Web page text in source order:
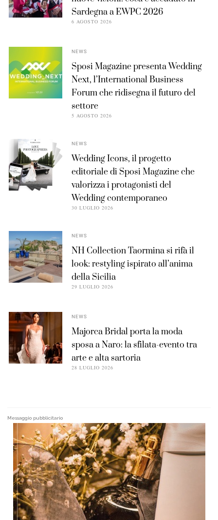
Sardegna a EWPC 2026
6 AGOSTO 2026
NEWS
Sposi Magazine presenta Wedding
Next, l’International Business
Forum che ridisegna il futuro del
settore
5 AGOSTO 2026
NEWS
Wedding Icons, il progetto
editoriale di Sposi Magazine che
valorizza i protagonisti del
Wedding contemporaneo
30 LUGLIO 2026
NEWS
NH Collection Taormina si rifà il
look: restyling ispirato all’anima
della Sicilia
29 LUGLIO 2026
NEWS
Majorca Bridal porta la moda
sposa a Naro: la sfilata-evento tra
arte e alta sartoria
28 LUGLIO 2026
Messaggio pubblicitario